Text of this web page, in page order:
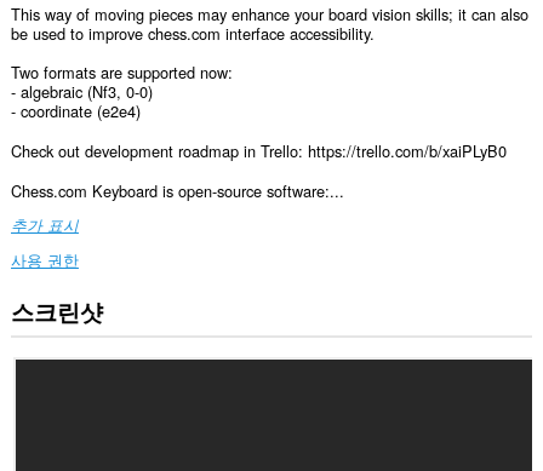
This way of moving pieces may enhance your board vision skills; it can also
be used to improve chess.com interface accessibility.
Two formats are supported now:
- algebraic (Nf3, 0-0)
- coordinate (e2e4)
Check out development roadmap in Trello: https://trello.com/b/xaiPLyB0
Chess.com Keyboard is open-source software:...
추가 표시
사용 권한
이
확
스크린샷